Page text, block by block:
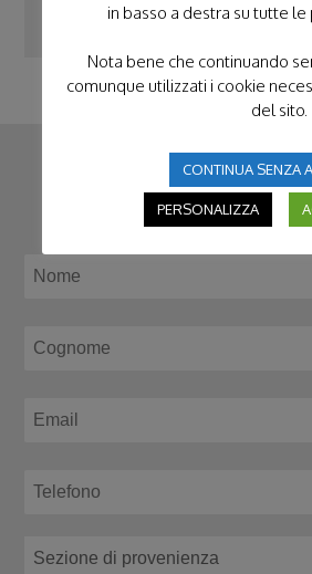
in basso a destra su tutte
Nota bene che continuando
comunque utilizzati i cookie
del sito.
CONTINUA SENZA
PERSONALIZZA